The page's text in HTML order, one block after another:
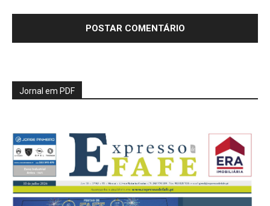
Jornal em PDF